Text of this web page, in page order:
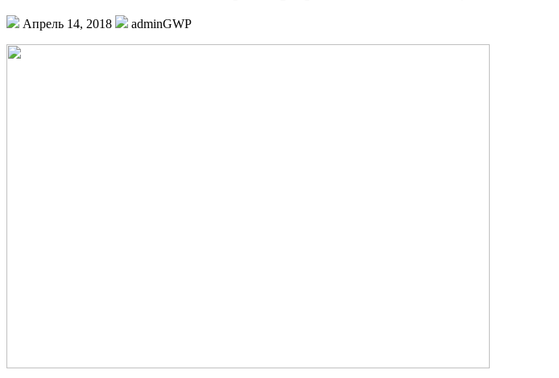
Апрель 14, 2018 adminGWP